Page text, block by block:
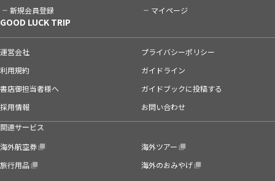
新規会員登録 マイページ
GOOD LUCK TRIP
運営会社
プライバシーポリシー
利用規約
ガイドライン
書店御担当者様へ
ガイドブックに投稿する
採用情報
お問い合わせ
関連サービス
海外航空券
海外ツアー
旅行用品
海外のおみやげ